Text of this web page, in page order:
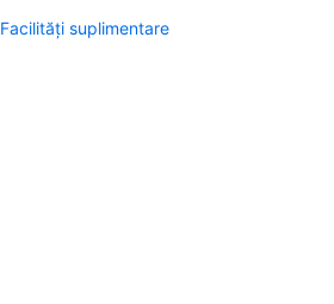
Facilităţi suplimentare